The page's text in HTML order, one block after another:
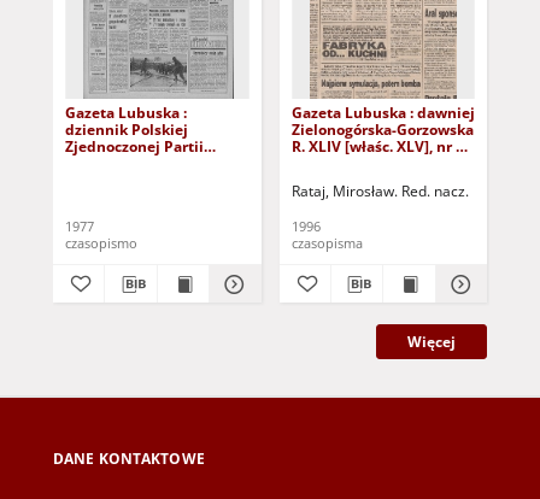
Gazeta Lubuska :
dziennik Polskiej
Zjednoczonej Partii
1977
czasopismo
Gazeta Lubuska : dawniej
Zielonogórska-Gorzowska
R. XLIV [właśc. XLV], nr 52
Rataj, Mirosław. Red. nacz.
1996
czasopisma
Więcej
DANE KONTAKTOWE